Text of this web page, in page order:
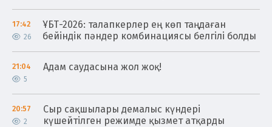
17:42
26
ҰБТ-2026: талапкерлер ең көп таңдаған
бейіндік пәндер комбинациясы белгілі болды
21:04
5
Адам саудасына жол жоқ!
20:57
2
Сыр сақшылары демалыс күндері
күшейтілген режимде қызмет атқарды